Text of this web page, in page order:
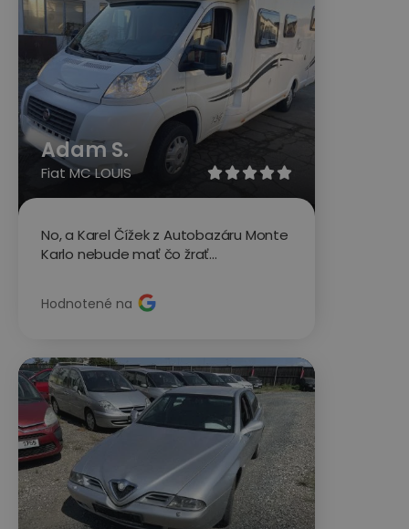

Adam S.
Fiat MC LOUIS
No, a Karel Čížek z Autobazáru Monte
Karlo nebude mať čo žrať...
Hodnotené na